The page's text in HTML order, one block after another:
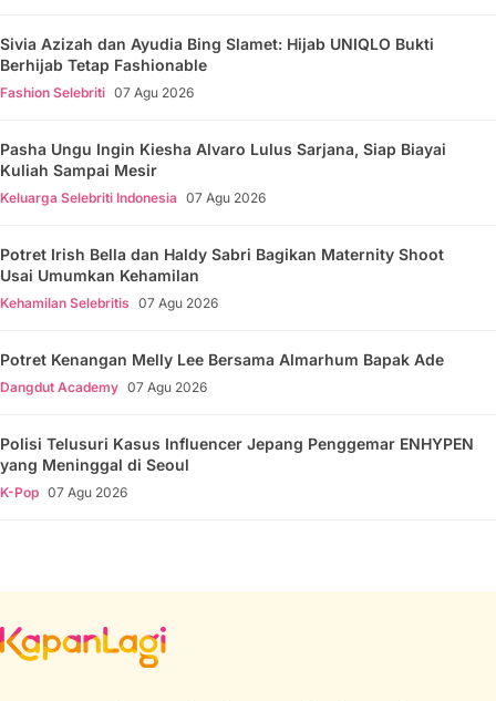
Sivia Azizah dan Ayudia Bing Slamet: Hijab UNIQLO Bukti
Berhijab Tetap Fashionable
Fashion Selebriti 07 Agu 2026
Pasha Ungu Ingin Kiesha Alvaro Lulus Sarjana, Siap Biayai
Kuliah Sampai Mesir
Keluarga Selebriti Indonesia 07 Agu 2026
Potret Irish Bella dan Haldy Sabri Bagikan Maternity Shoot
Usai Umumkan Kehamilan
Kehamilan Selebritis 07 Agu 2026
Potret Kenangan Melly Lee Bersama Almarhum Bapak Ade
Dangdut Academy 07 Agu 2026
Polisi Telusuri Kasus Influencer Jepang Penggemar ENHYPEN
yang Meninggal di Seoul
K-Pop 07 Agu 2026